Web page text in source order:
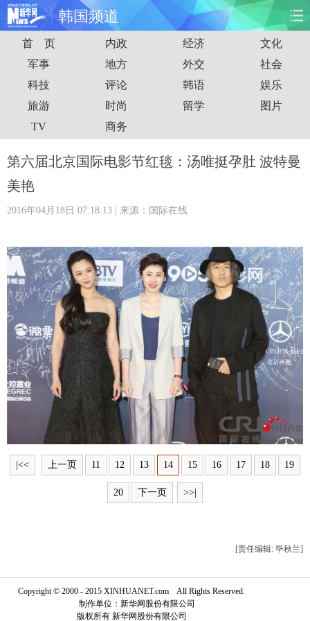
韩国频道
首页 时政 国际 财经
娱乐 体育 人事 教育
时尚 思客
港澳 台湾 华人 汽车
科技
旅游 健康 信息化 数据
金融 公益 军事 无人机
富媒体 摄影 新华广播
新华电视中文 新华电视英文 返回PC
首 页 内政 经济
文化
军事
地方 外交
社会
科技
评论 韩语
娱乐
旅游
时尚 留学
图片
TV
商务
第六届北京国际电影节红毯：汤唯挺孕肚 波特曼
美艳
2016年04月18日 07:18:13 | 来源：国际在线
|<< 上一页 11 12 13 14 15 16 17 18 19
20 下一页 >>|
[责任编辑: 毕秋兰]
Copyright © 2000 - 2015 XINHUANET.com All Rights Reserved.
制作单位：新华网股份有限公司
版权所有 新华网股份有限公司